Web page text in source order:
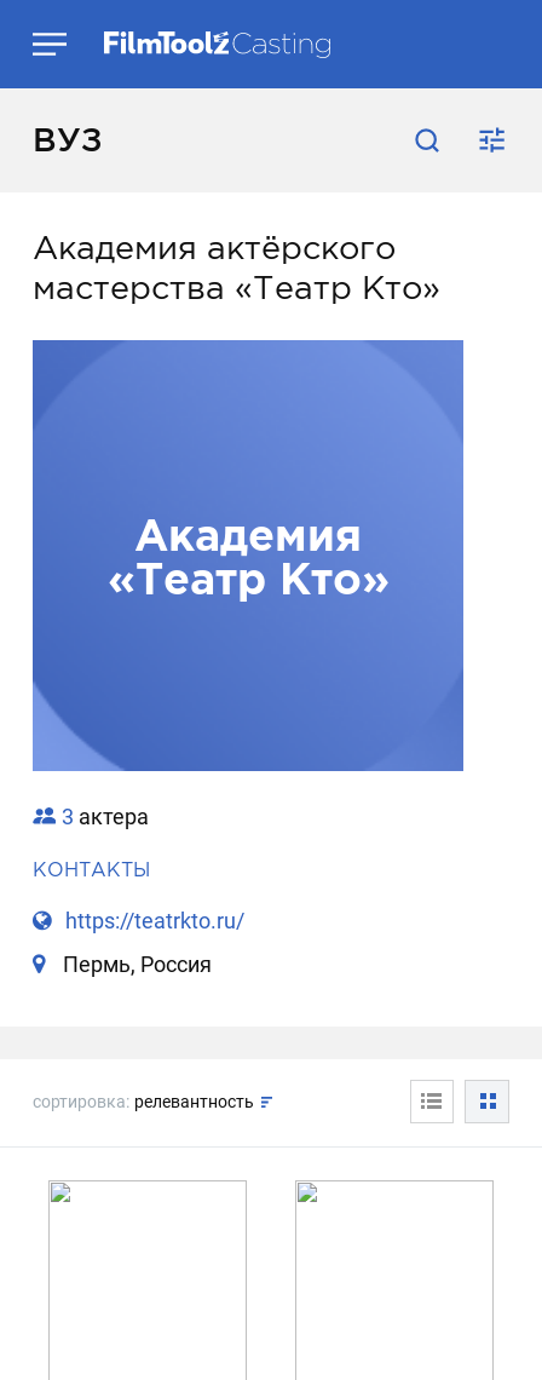
ВУЗ
Академия актёрского
мастерства «Театр Кто»
Академия
«Театр Кто»
3 актера
КОНТАКТЫ
https://teatrkto.ru/
Пермь, Россия
сортировка: релевантность